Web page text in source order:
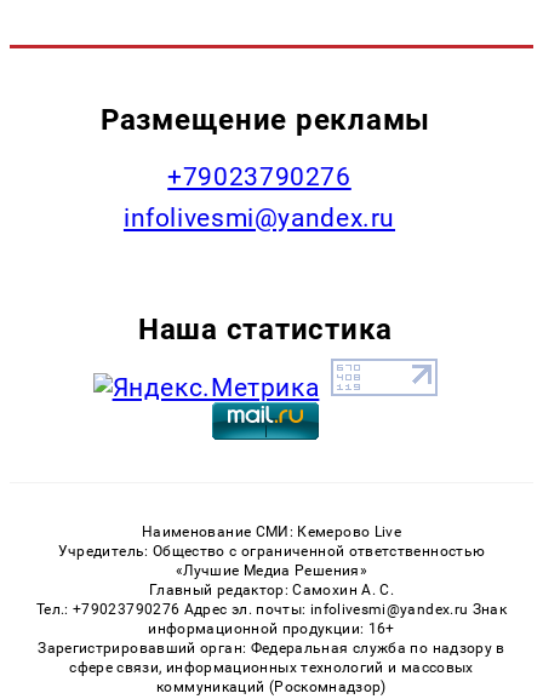
Размещение рекламы
+79023790276
infolivesmi@yandex.ru
Наша статистика
Наименование СМИ: Кемерово Live
Учредитель: Общество с ограниченной ответственностью
«Лучшие Медиа Решения»
Главный редактор: Самохин А. С.
Тел.: +79023790276 Адрес эл. почты: infolivesmi@yandex.ru Знак
информационной продукции: 16+
Зарегистрировавший орган: Федеральная служба по надзору в
сфере связи, информационных технологий и массовых
коммуникаций (Роскомнадзор)